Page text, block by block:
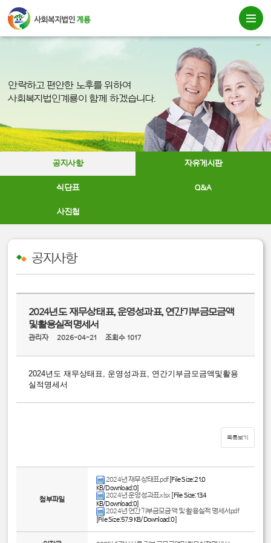
안락하고 편안한 노후를 위하여
사회복지법인계룡이 함께 하겠습니다.
공지사항 자유게시판
식단표 Q&A
사진첩
공지사항
2024년도 재무상태표, 운영성과표, 연간기부금모금액
및활용실적명세서
관리자 2026-04-21 조회수 1017
2024년도 재무상태표, 운영성과표, 연간기부금모금액및활용
실적명세서
목록보기
첨부파일
2024년 재무상태표.pdf [File Size:21.0
KB/Download:0]
2024년 운영성과표.xlsx [File Size:13.4
KB/Download:0]
2024년 연간기부금모금액 및 활용실적 명세서.pdf
[File Size:57.9 KB/Download:0]